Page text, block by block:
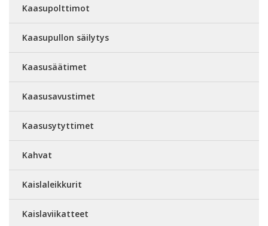
Kaasupolttimot
Kaasupullon säilytys
Kaasusäätimet
Kaasusavustimet
Kaasusytyttimet
Kahvat
Kaislaleikkurit
Kaislaviikatteet